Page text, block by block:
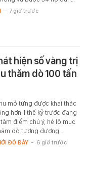
- 7 giờ trước
hiện số vàng trị
thăm dò 100 tấn
mỏ từng được khai thác
hơn 1 thế kỷ trước đang
điểm chú ý, hé lộ mục
dò tương đương…
ĐÓ ĐÂY - 6 giờ trước